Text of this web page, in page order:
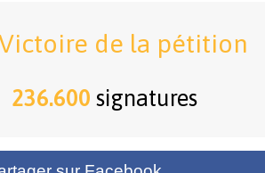
de la pétition
236.600 signatures